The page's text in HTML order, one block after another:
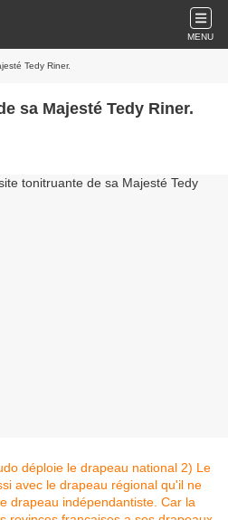
MENU
Tedy Riner.
sa Majesté Tedy Riner.